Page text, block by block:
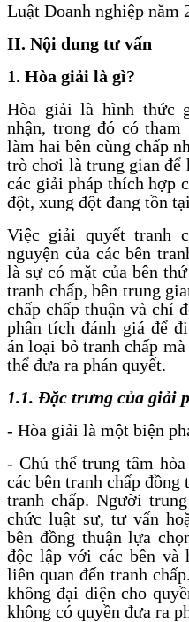
Luật Doanh nghiệp năm
II. Nội dung tư vấn
1. Hòa giải là gì?
Hòa giải là hình thức
nhận, trong đó có
làm hai bên cùng chấp
trò chơi là trung gian để
các giải pháp thích hợp
đột, xung đột đang tồn
Việc giải quyết tranh
nguyện của các bên
là sự có mặt của bên
tranh chấp, bên trung
chấp chấp thuận và chỉ
phân tích đánh giá để
án loại bỏ tranh chấp
thể đưa ra phán quyết.
1.1. Đặc trưng của giải
- Hòa giải là một biện
- Chủ thể trung tâm
các bên tranh chấp
tranh chấp. Người
chức luật sư, tư vấn
bên đồng thuận lựa
độc lập với các bên và
liên quan đến tranh
không đại diện cho
không có quyền đưa ra